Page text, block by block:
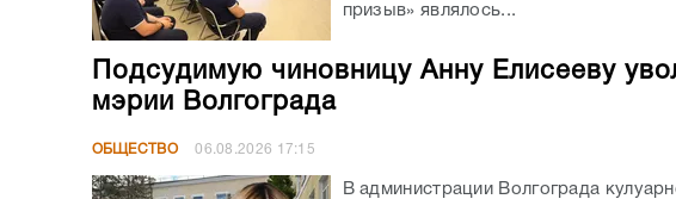
призыв» являлось...
Подсудимую чиновницу Анну Елисееву
мэрии Волгограда
ОБЩЕСТВО 06.08.2026 17:15
В администрации Волгограда